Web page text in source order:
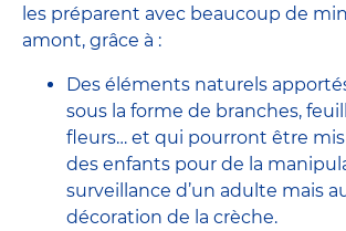
les préparent avec beaucoup de
amont, grâce à :
Des éléments naturels
sous la forme de branches,
fleurs… et qui pourront être
des enfants pour de la
surveillance d’un adulte mais
décoration de la crèche.